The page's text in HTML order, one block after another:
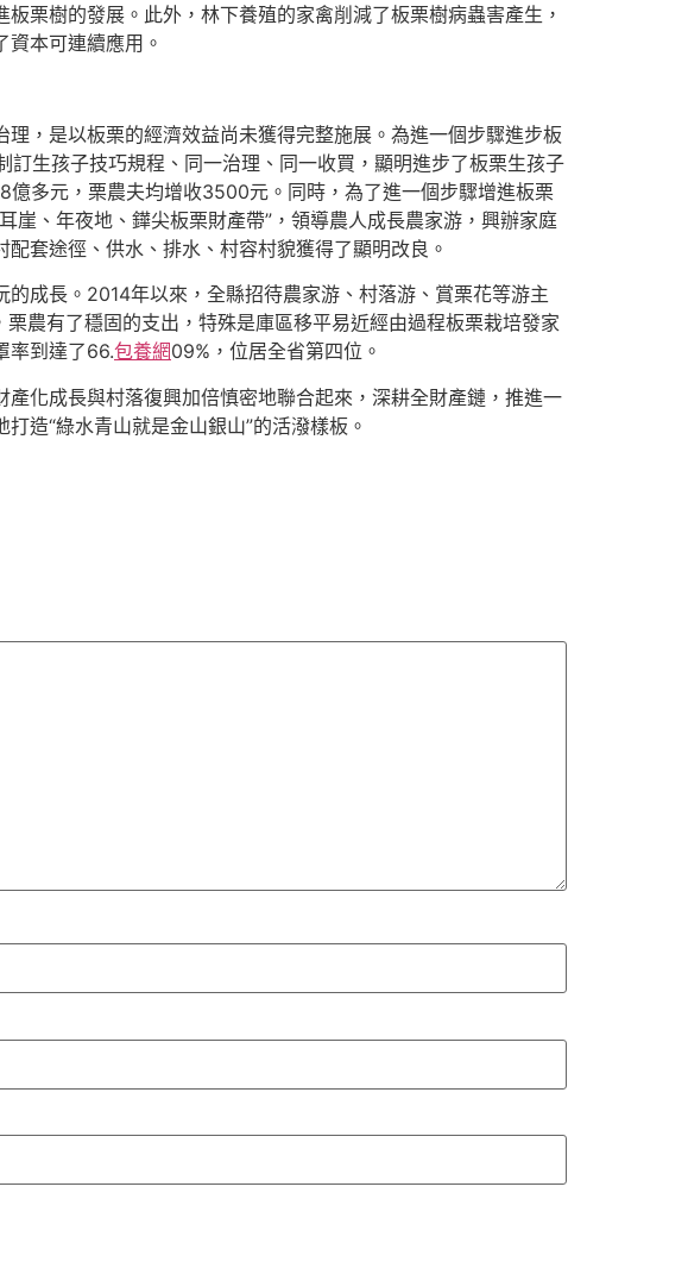
栗樹的發展。此外，林下養殖的家禽削減了板栗樹病蟲害產生，
本可連續應用。
，是以板栗的經濟效益尚未獲得完整施展。為進一個步驟進步板
生孩子技巧規程、同一治理、同一收買，顯明進步了板栗生孩子
多元，栗農夫均增收3500元。同時，為了進一個步驟增進板栗
崖、年夜地、鏵尖板栗財產帶”，領導農人成長農家游，興辦家庭
套途徑、供水、排水、村容村貌獲得了顯明改良。
成長。2014年以來，全縣招待農家游、村落游、賞栗花等游主
農有了穩固的支出，特殊是庫區移平易近經由過程板栗栽培發家
率到達了66.包養網09%，位居全省第四位。
化成長與村落復興加倍慎密地聯合起來，深耕全財產鏈，推進一
造“綠水青山就是金山銀山”的活潑樣板。